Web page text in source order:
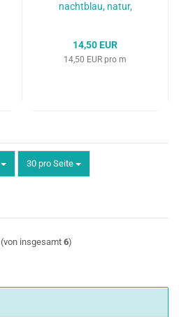
nachtblau, natur,
14,50 EUR
14,50 EUR pro m
30 pro Seite
pro Seite
(von insgesamt 6)